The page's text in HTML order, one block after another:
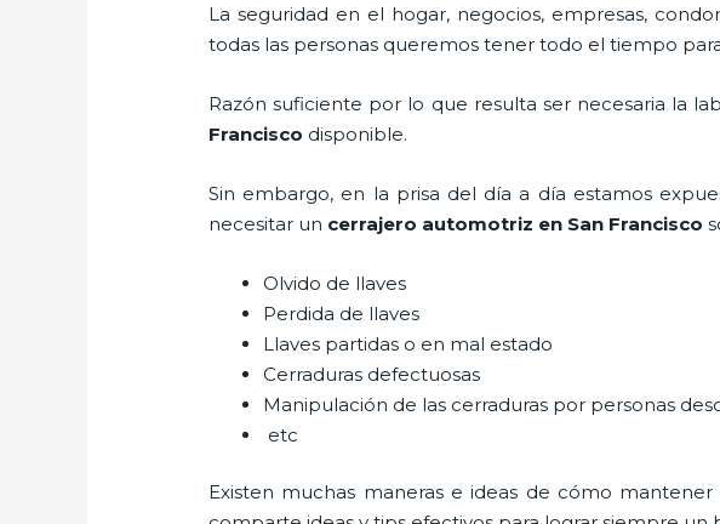
La seguridad en el hogar, negocios, empresas,
todas las personas queremos tener todo el tiempo
Razón suficiente por lo que resulta ser necesaria la
Francisco disponible.
Sin embargo, en la prisa del día a día estamos
necesitar un cerrajero automotriz en San Francisco
Olvido de llaves
Perdida de llaves
Llaves partidas o en mal estado
Cerraduras defectuosas
Manipulación de las cerraduras por personas
etc
Existen muchas maneras e ideas de cómo